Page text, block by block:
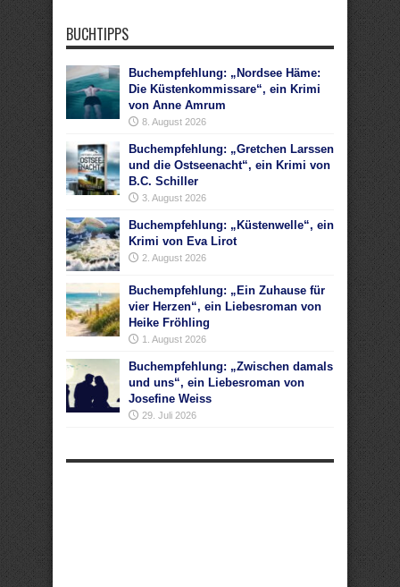
BUCHTIPPS
Buchempfehlung: „Nordsee Häme:
Die Küstenkommissare“, ein Krimi
von Anne Amrum
8. August 2026
Buchempfehlung: „Gretchen Larssen
und die Ostseenacht“, ein Krimi von
B.C. Schiller
3. August 2026
Buchempfehlung: „Küstenwelle“, ein
Krimi von Eva Lirot
2. August 2026
Buchempfehlung: „Ein Zuhause für
vier Herzen“, ein Liebesroman von
Heike Fröhling
1. August 2026
Buchempfehlung: „Zwischen damals
und uns“, ein Liebesroman von
Josefine Weiss
29. Juli 2026